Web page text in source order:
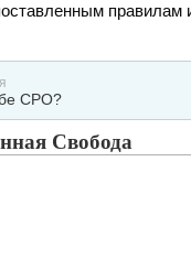
правилам
СРО?
Свобода